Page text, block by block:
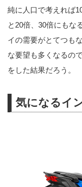
純に人口で考えれば
と20倍、30倍にもな
イの需要がとてつも
な要望も多くなるの
をした結果だろう。
気になるイ